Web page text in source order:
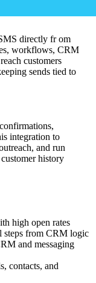
directly fr om
workflows, CRM
customers
sends tied to
integration to
and run
history
high open rates
steps from CRM logic
and messaging
contacts, and